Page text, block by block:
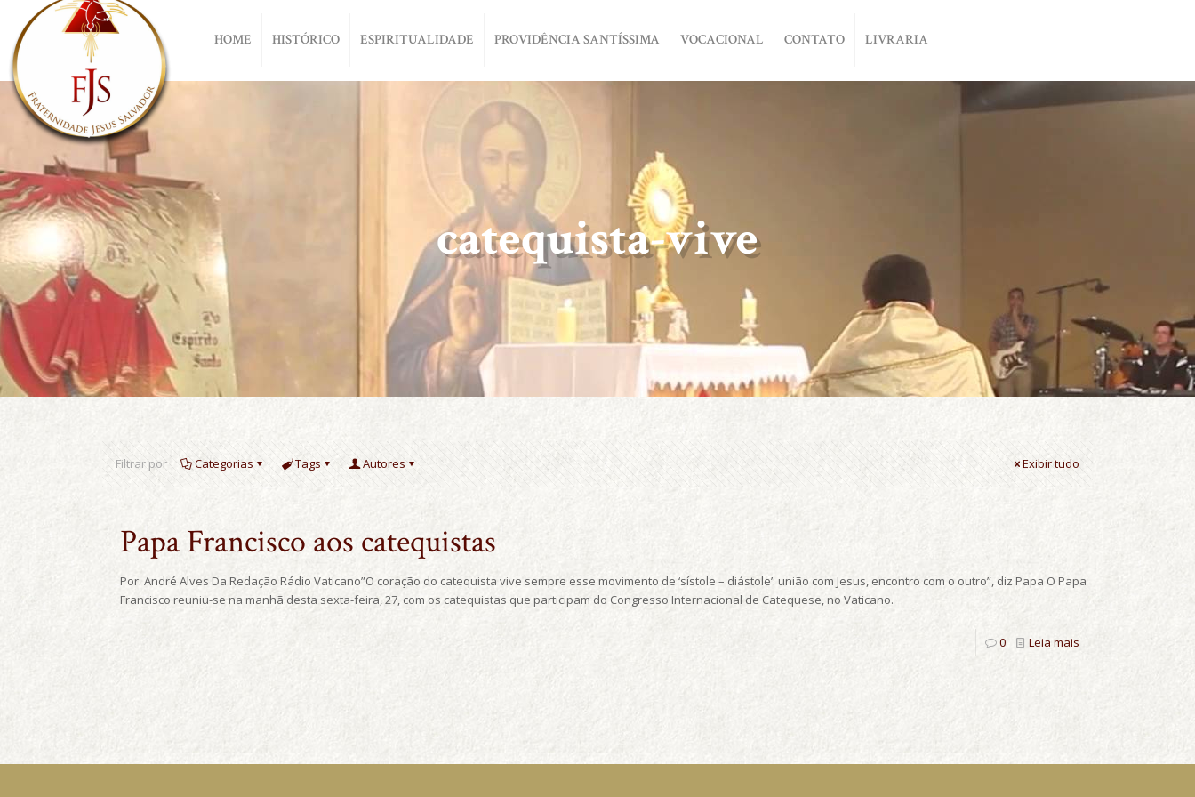
HOME HISTÓRICO ESPIRITUALIDADE PROVIDÊNCIA SANTÍSSIMA VOCACIONAL CONTATO LIVRARIA
catequista-vive
Filtrar por Categorias Tags Autores Exibir tudo
Papa Francisco aos catequistas
Por: André Alves Da Redação Rádio Vaticano”O coração do catequista vive sempre esse movimento de ‘sístole – diástole’: união com Jesus, encontro com o outro”, diz Papa O Papa
Francisco reuniu-se na manhã desta sexta-feira, 27, com os catequistas que participam do Congresso Internacional de Catequese, no Vaticano.
0 Leia mais